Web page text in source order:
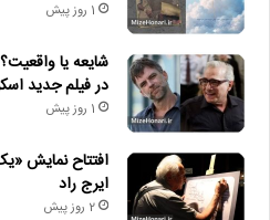
حوزه هنری
1 روز پیش
شایعه یا
در فیلم جدید
1 روز پیش
افتتاح نمایش
ایرج راد
2 روز پیش